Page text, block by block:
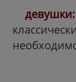
девушки: